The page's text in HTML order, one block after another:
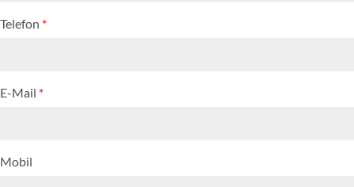
Telefon *
E-Mail *
Mobil